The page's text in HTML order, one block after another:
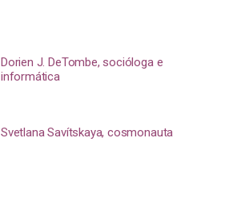
Dorien J. DeTombe, socióloga e
informática
Svetlana Savítskaya, cosmonauta